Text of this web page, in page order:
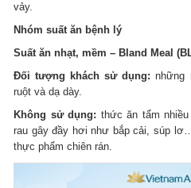
vảy.
Nhóm suất ăn bệnh lý
Suất ăn nhạt, mềm – Bland Meal
Đối tượng khách sử dụng: những
ruột và dạ dày.
Không sử dụng: thức ăn tẩm
rau gây đầy hơi như bắp cải, súp
thực phẩm chiên rán.